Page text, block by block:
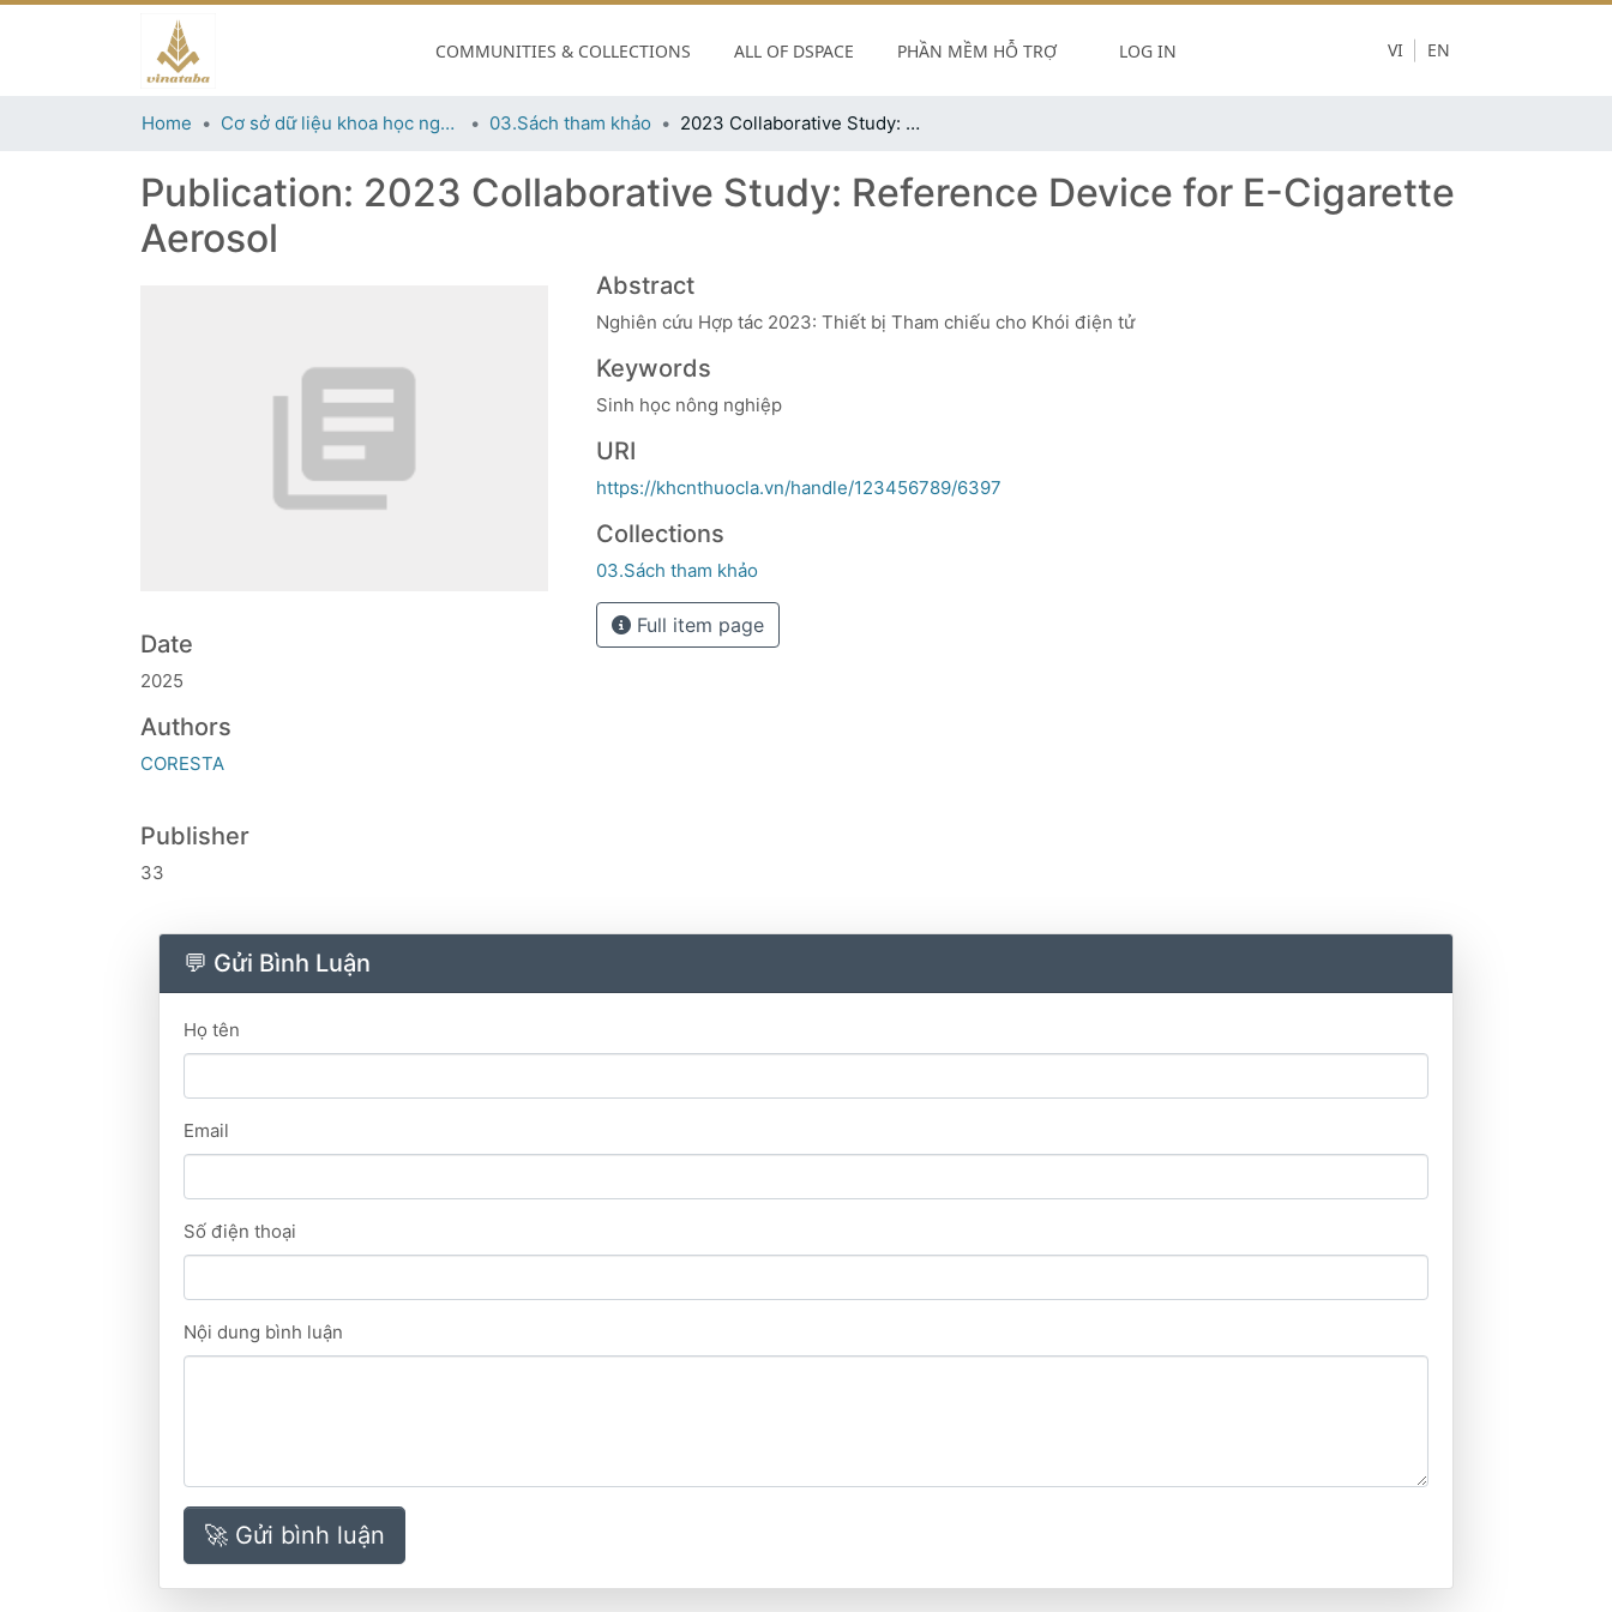
COMMUNITIES & COLLECTIONS ALL OF DSPACE PHẦN MỀM HỖ TRỢ LOG IN EN
VI
Home Cơ sở dữ liệu khoa học ngành thuốc lá 03.Sách tham khảo 2023 Collaborative Study: Reference Device for E-Cigarette Aerosol
Publication: 2023 Collaborative Study: Reference Device for E-Cigarette
Aerosol
Date
2025
Authors
CORESTA
Publisher
33
Abstract
Nghiên cứu Hợp tác 2023: Thiết bị Tham chiếu cho Khói điện tử
Keywords
Sinh học nông nghiệp
URI
https://khcnthuocla.vn/handle/123456789/6397
Collections
03.Sách tham khảo
Full item page
💬 Gửi Bình Luận
Họ tên
Email
Số điện thoại
Nội dung bình luận
🚀 Gửi bình luận